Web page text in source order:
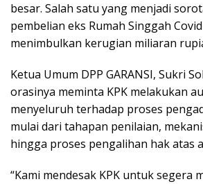
besar. Salah satu yang menjadi
pembelian eks Rumah Singgah
menimbulkan kerugian miliaran
Ketua Umum DPP GARANSI, Sukri
orasinya meminta KPK melakukan
menyeluruh terhadap proses
mulai dari tahapan penilaian,
hingga proses pengalihan hak atas
“Kami mendesak KPK untuk segera